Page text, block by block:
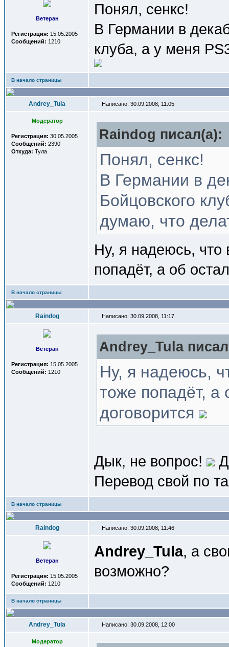
Ветеран
Регистрация: 15.05.2005
Сообщений: 1210
Понял, сенкс!
В Германии в
клуба, а у меня
В начало страницы
Andrey_Tula Написано: 30.09.2008, 11:05
Модератор
Регистрация: 30.05.2005
Сообщений: 2390
Откуда: Тула
Raindog писал(a):
Понял, сенкс!
В Германии в
Бойцовского
думаю, что
Ну, я надеюсь, что
попадёт, а об
В начало страницы
Raindog Написано: 30.09.2008, 11:17
Ветеран
Регистрация: 15.05.2005
Сообщений: 1210
Andrey_Tula
Ну, я надеюсь,
тоже попадёт, а
договорится
Дык, не вопрос!
Перевод свой по
В начало страницы
Raindog Написано: 30.09.2008, 11:46
Ветеран
Регистрация: 15.05.2005
Сообщений: 1210
Andrey_Tula, а
возможно?
В начало страницы
Andrey_Tula Написано: 30.09.2008, 12:00
Модератор